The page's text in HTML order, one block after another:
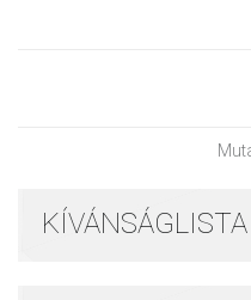
KÍVÁNSÁGLISTA